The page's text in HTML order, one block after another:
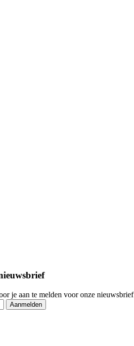
je aan te melden voor onze nieuwsbrief
Aanmelden